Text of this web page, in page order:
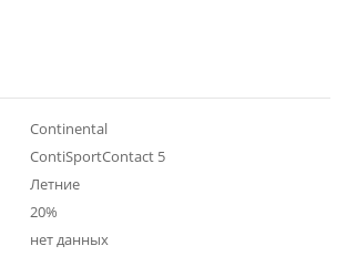
Continental
ContiSportContact 5
Летние
20%
нет данных